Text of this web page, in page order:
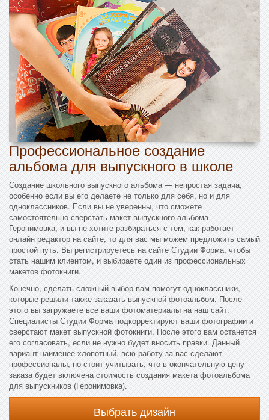
Профессиональное создание
альбома для выпускного в школе
Создание школьного выпускного альбома — непростая задача,
особенно если вы его делаете не только для себя, но и для
одноклассников. Если вы не уверенны, что сможете
самостоятельно сверстать макет выпускного альбома -
Геронимовка, и вы не хотите разбираться с тем, как работает
онлайн редактор на сайте, то для вас мы можем предложить самый
простой путь. Вы регистрируетесь на сайте Студии Форма, чтобы
стать нашим клиентом, и выбираете один из профессиональных
макетов фотокниги.
Конечно, сделать сложный выбор вам помогут одноклассники,
которые решили также заказать выпускной фотоальбом. После
этого вы загружаете все ваши фотоматериалы на наш сайт.
Специалисты Студии Форма подкорректируют ваши фотографии и
сверстают макет выпускной фотокниги. После этого вам останется
его согласовать, если не нужно будет вносить правки. Данный
вариант наименее хлопотный, всю работу за вас сделают
профессионалы, но стоит учитывать, что в окончательную цену
заказа будет включена стоимость создания макета фотоальбома
для выпускников (Геронимовка).
Выбрать дизайн